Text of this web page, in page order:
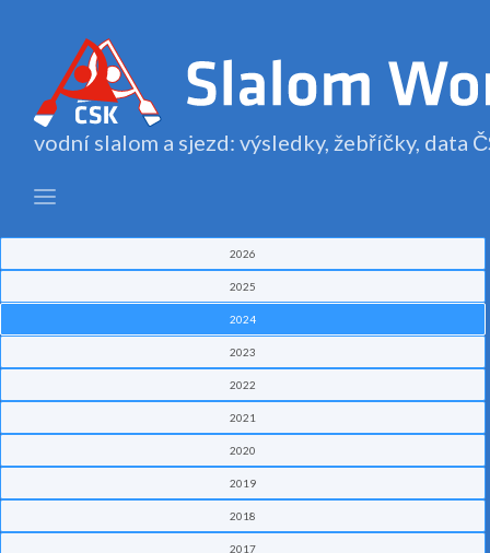
vodní slalom a sjezd: výsledky, žebříčky, data
2026
2025
2024
2023
2022
2021
2020
2019
2018
2017